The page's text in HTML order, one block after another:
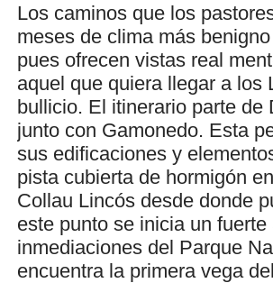
Los caminos que los
meses de clima más
pues ofrecen vistas real
aquel que quiera llegar a los
bullicio. El itinerario parte
junto con Gamonedo. Esta
sus edificaciones y
pista cubierta de hormigón
Collau Lincós desde donde
este punto se inicia un
inmediaciones del Parque
encuentra la primera vega